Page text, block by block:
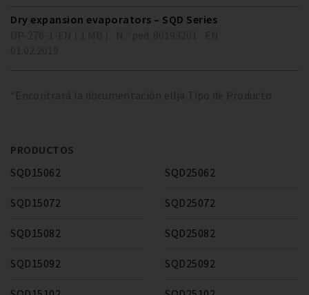
Dry expansion evaporators – SQD Series
*Encontrará la documentación elija Tipo de Producto
PRODUCTOS
SQD15062
SQD15072
SQD15082
SQD15092
SQD25062
SQD25072
SQD25082
SQD25092